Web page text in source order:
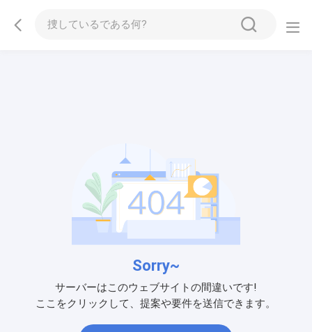
Sorry~
サーバーはこのウェブサイトの間違いです!
ここをクリックして、提案や要件を送信できます。